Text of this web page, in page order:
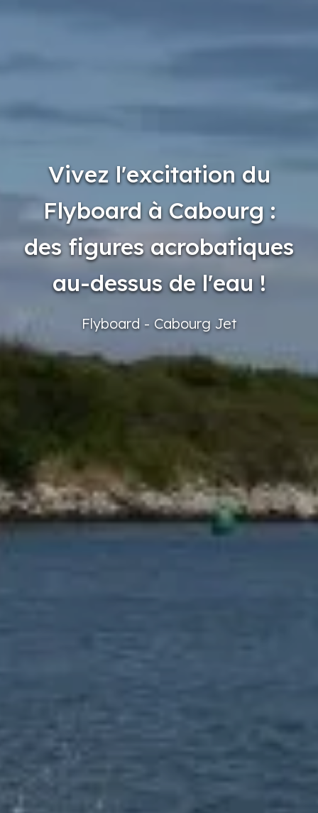
Vivez l'excitation du
Flyboard à Cabourg :
des figures acrobatiques
au-dessus de l'eau !
Flyboard - Cabourg Jet